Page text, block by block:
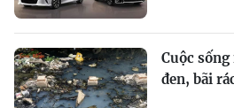
Cuộc
đen, bãi